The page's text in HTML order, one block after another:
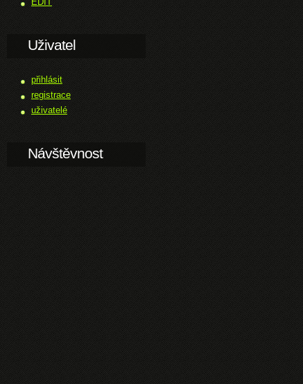
Uživatel
přihlásit
registrace
uživatelé
Návštěvnost